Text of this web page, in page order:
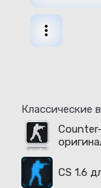
Классические
CS 1.6